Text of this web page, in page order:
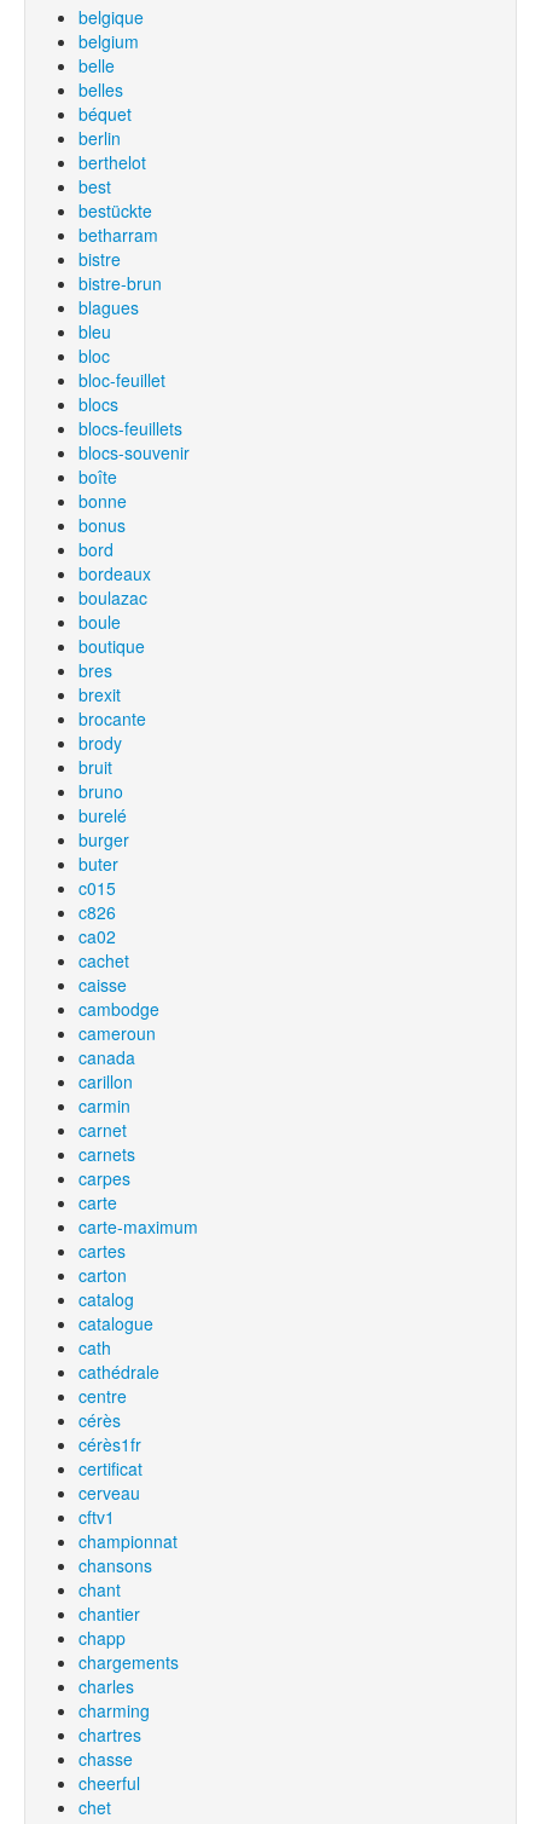
belgique
belgium
belle
belles
béquet
berlin
berthelot
best
bestückte
betharram
bistre
bistre-brun
blagues
bleu
bloc
bloc-feuillet
blocs
blocs-feuillets
blocs-souvenir
boîte
bonne
bonus
bord
bordeaux
boulazac
boule
boutique
bres
brexit
brocante
brody
bruit
bruno
burelé
burger
buter
c015
c826
ca02
cachet
caisse
cambodge
cameroun
canada
carillon
carmin
carnet
carnets
carpes
carte
carte-maximum
cartes
carton
catalog
catalogue
cath
cathédrale
centre
cérès
cérès1fr
certificat
cerveau
cftv1
championnat
chansons
chant
chantier
chapp
chargements
charles
charming
chartres
chasse
cheerful
chet